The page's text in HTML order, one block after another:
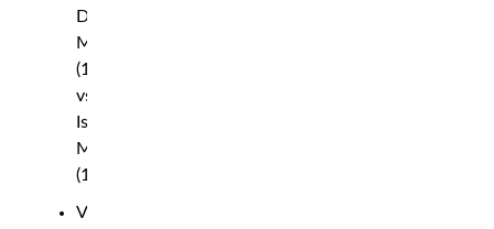
Della
Maddalena
(169.8)
vs.
Islam
Makhachev
(170)
Valentina